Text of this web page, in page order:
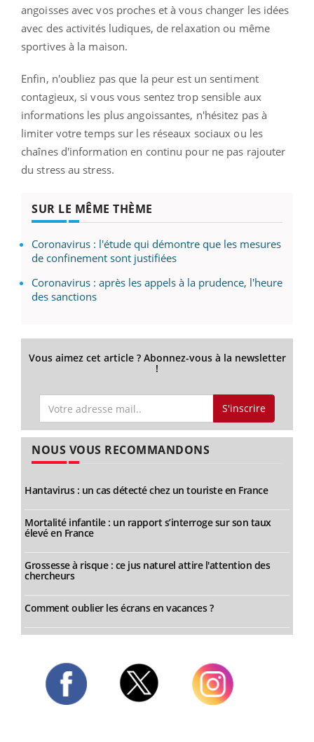
angoisses avec vos proches et à vous changer les idées
avec des activités ludiques, de relaxation ou même
sportives à la maison.
Enfin, n'oubliez pas que la peur est un sentiment
contagieux, si vous vous sentez trop sensible aux
informations les plus angoissantes, n'hésitez pas à
limiter votre temps sur les réseaux sociaux ou les
chaînes d'information en continu pour ne pas rajouter
du stress au stress.
SUR LE MÊME THÈME
Coronavirus : l'étude qui démontre que les mesures
de confinement sont justifiées
Coronavirus : après les appels à la prudence, l'heure
des sanctions
Vous aimez cet article ? Abonnez-vous à la newsletter
!
S'inscrire
NOUS VOUS RECOMMANDONS
Hantavirus : un cas détecté chez un touriste en France
Mortalité infantile : un rapport s’interroge sur son taux
élevé en France
Grossesse à risque : ce jus naturel attire l'attention des
chercheurs
Comment oublier les écrans en vacances ?